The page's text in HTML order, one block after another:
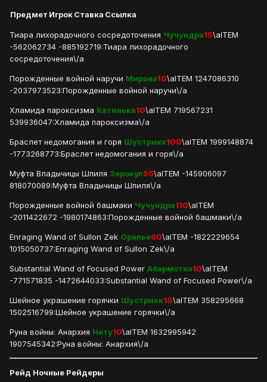
Предмет ИгрокСтавка Ссылка
Тиара лихорадочного сосредоточения Чучундра15\aITEM
-562062734 -885192719:Тиара лихорадочного
сосредоточения\/a
Порожденные войной наручи Мирана10\aITEM 1247086310
-2037973523:Порожденные войной наручи\/a
Хламида пароксизма Катинька10\aITEM 719567231
539936047:Хламида пароксизма\/a
Браслет недомогания и горя Шустрикк100\aITEM 1999148874
-1773268773:Браслет недомогания и горя\/a
Муфта Владычицы Шпиля Зерокул55\aITEM -145906097
818070089:Муфта Владычицы Шпиля\/a
Порожденные войной башмаки Чучундра110\aITEM
-2011422672 -1980174863:Порожденные войной башмаки\/a
Enraging Wand of Sullon Zek Орелье60\aITEM -1822229654
1015050737:Enraging Wand of Sullon Zek\/a
Substantial Wand of Focused Power Абармотка10\aITEM
-771571835 -1472644033:Substantial Wand of Focused Power\/a
Шейное украшение горячки Шустрикк10\aITEM 358295668
1502516799:Шейное украшение горячки\/a
Руна войны: Анархия Нету10\aITEM 1632995942
1907545342:Руна войны: Анархия\/a
Рейд Ночные Рейдеры